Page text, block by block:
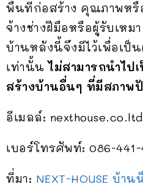
พื้นที่ก่อสร้าง คุณภาพหรื
จ้างช่างฝีมือหรือผู้รับเห
บ้านหลังนี้จึงมีไว้เพื่อเป็
เท่านั้น ไม่สามารถนำไป
สร้างบ้านอื่นๆ ที่มีสภาพ
อีเมลล์:
เบอร์โทรศัพท์: 086-
ที่มา: NEXT-HOUSE บ้า